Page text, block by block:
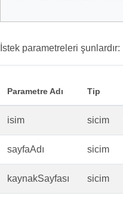
İstek parametreleri şunlardır:
Parametre Adı Tip
isim sicim
sayfaAdı sicim
kaynakSayfası sicim